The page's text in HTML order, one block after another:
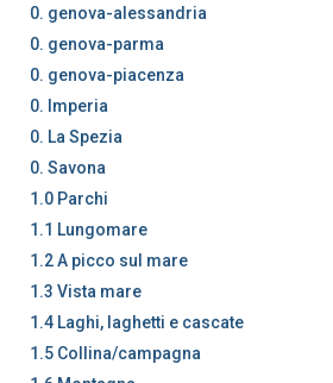
0. genova-alessandria
0. genova-parma
0. genova-piacenza
0. Imperia
0. La Spezia
0. Savona
1.0 Parchi
1.1 Lungomare
1.2 A picco sul mare
1.3 Vista mare
1.4 Laghi, laghetti e cascate
1.5 Collina/campagna